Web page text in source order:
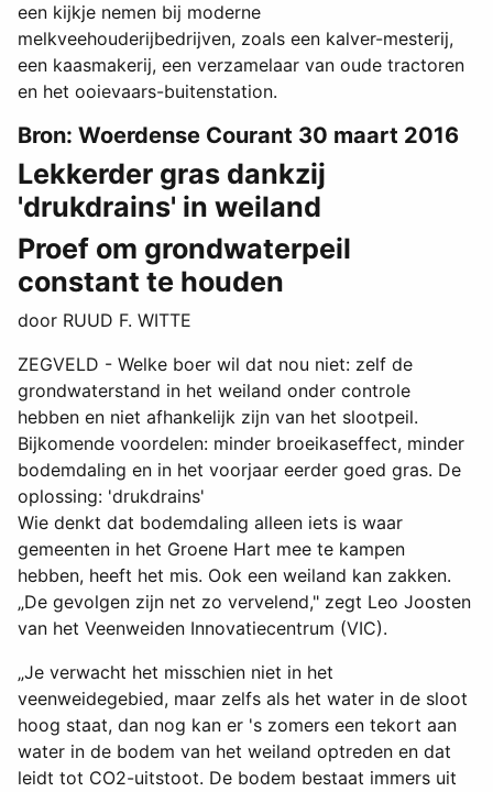
een kijkje nemen bij moderne
melkveehouderijbedrijven, zoals een kalver-mesterij,
een kaasmakerij, een verzamelaar van oude tractoren
en het ooievaars-buitenstation.
Bron: Woerdense Courant 30 maart 2016
Lekkerder gras dankzij
'drukdrains' in weiland
Proef om grondwaterpeil
constant te houden
door RUUD F. WITTE
ZEGVELD - Welke boer wil dat nou niet: zelf de
grondwaterstand in het weiland onder controle
hebben en niet afhankelijk zijn van het slootpeil.
Bijkomende voordelen: minder broeikaseffect, minder
bodemdaling en in het voorjaar eerder goed gras. De
oplossing: 'drukdrains'
Wie denkt dat bodemdaling alleen iets is waar
gemeenten in het Groene Hart mee te kampen
hebben, heeft het mis. Ook een weiland kan zakken.
„De gevolgen zijn net zo vervelend," zegt Leo Joosten
van het Veenweiden Innovatiecentrum (VIC).
„Je verwacht het misschien niet in het
veenweidegebied, maar zelfs als het water in de sloot
hoog staat, dan nog kan er 's zomers een tekort aan
water in de bodem van het weiland optreden en dat
leidt tot CO2-uitstoot. De bodem bestaat immers uit